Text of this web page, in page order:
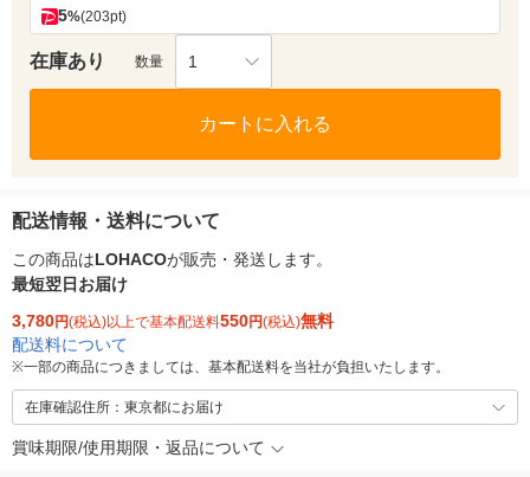
5%(203pt)
在庫あり 数量 1
カートに入れる
配送情報・送料について
この商品はLOHACOが販売・発送します。
最短翌日お届け
3,780円(税込)以上で基本配送料550円(税込)無料
配送料について
※一部の商品につきましては、基本配送料を当社が負担いたします。
在庫確認住所：東京都にお届け
賞味期限/使用期限・返品について